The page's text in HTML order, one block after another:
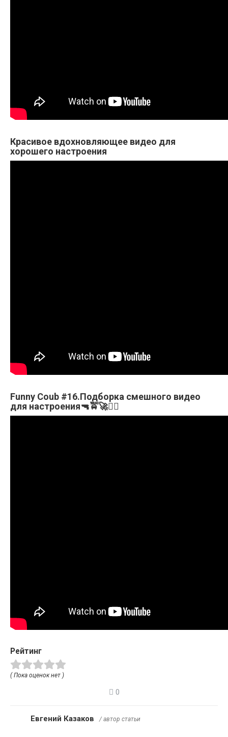
Красивое вдохновляющее видео для
хорошего настроения
Funny Coub #16.Подборка смешного видео
для настроения🔫🚖🚀🤼‍♀️
Рейтинг
( Пока оценок нет )
0
Евгений Казаков / автор статьи